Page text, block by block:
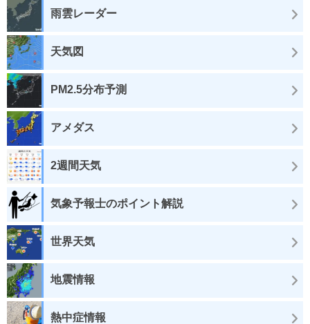
雨雲レーダー
天気図
PM2.5分布予測
アメダス
2週間天気
気象予報士のポイント解説
世界天気
地震情報
熱中症情報